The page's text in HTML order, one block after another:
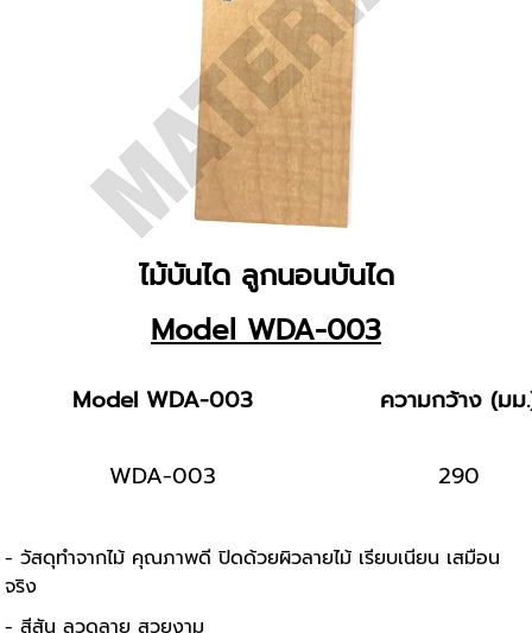
ไม้บันได ลูกนอนบันได
Model WDA-003
Model WDA-003 ความกว้าง (มม
WDA-003 290
- วัสดุทำจากไม้ คุณภาพดี ปิดด้วยผิวลายไม้ เรียบเนียน เสมือน
จริง